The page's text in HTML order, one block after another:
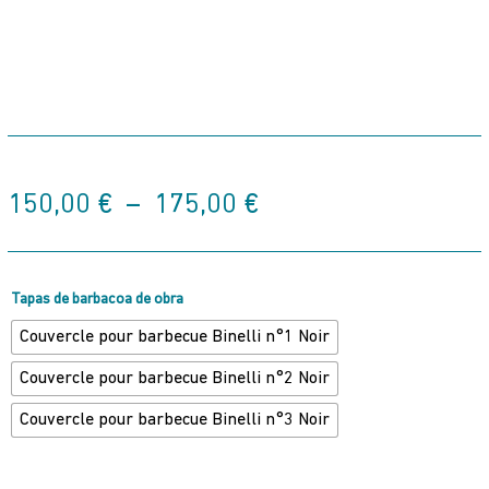
150,00 € – 175,00 €Plage
prix :
175,00 €
Tapas de barbacoa de obra
Couvercle pour barbecue Binelli n°1 Noir
Couvercle pour barbecue Binelli n°2 Noir
Couvercle pour barbecue Binelli n°3 Noir